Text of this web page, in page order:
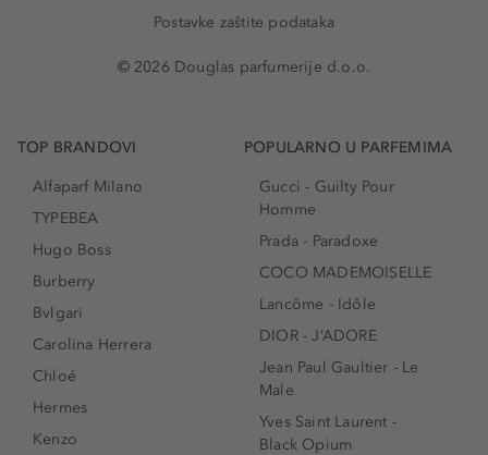
Postavke zaštite podataka
© 2026 Douglas parfumerije d.o.o.
TOP BRANDOVI
Alfaparf Milano
TYPEBEA
Hugo Boss
Burberry
Bvlgari
Carolina Herrera
Chloé
Hermes
Kenzo
POPULARNO U PARFEMIMA
Gucci - Guilty Pour
Homme
Prada - Paradoxe
COCO MADEMOISELLE
Lancôme - Idôle
DIOR - J’ADORE
Jean Paul Gaultier - Le
Male
Yves Saint Laurent -
Black Opium